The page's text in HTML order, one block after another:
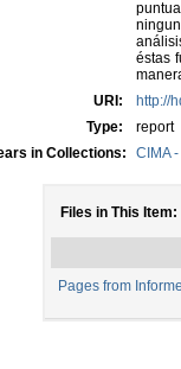
éstas
URI:
http://
Type:
report
in Collections:
CIMA
Files in This Item:
Pages from